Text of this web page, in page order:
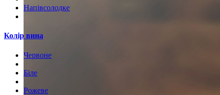
Напівсолодке
Колір вина
Червоне
Біле
Рожеве